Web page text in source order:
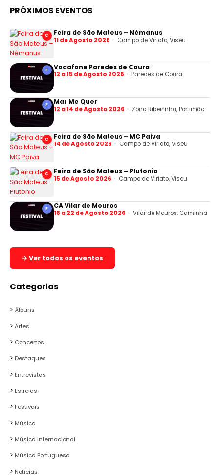
PRÓXIMOS EVENTOS
C Feira de São Mateus – Némanus
11 de Agosto 2026 Campo de Viriato, Viseu
F Vodafone Paredes de Coura
12 a 15 de Agosto 2026 Paredes de Coura
F Mar Me Quer
12 a 14 de Agosto 2026 Zona Ribeirinha, Portimão
C Feira de São Mateus – MC Paiva
14 de Agosto 2026 Campo de Viriato, Viseu
C Feira de São Mateus – Plutonio
15 de Agosto 2026 Campo de Viriato, Viseu
F CA Vilar de Mouros
18 a 22 de Agosto 2026 Vilar de Mouros, Caminha
→ Ver todos os eventos
Categorias
Álbuns
Artes
Concertos
Destaques
Entrevistas
Estreias
Festivais
Música
Música Internacional
Música Portuguesa
Noticias